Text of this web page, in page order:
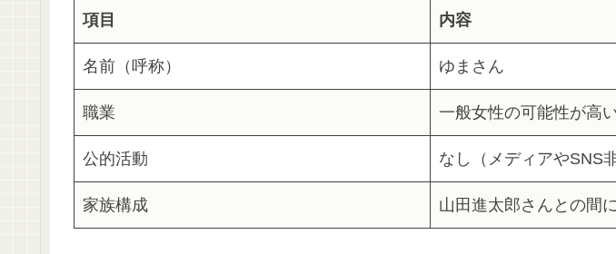
項目 内容
名前（呼称） ゆまさん
職業 一般女性の可能性が高
公的活動 なし（メディアやSNS
家族構成 山田進太郎さんとの間